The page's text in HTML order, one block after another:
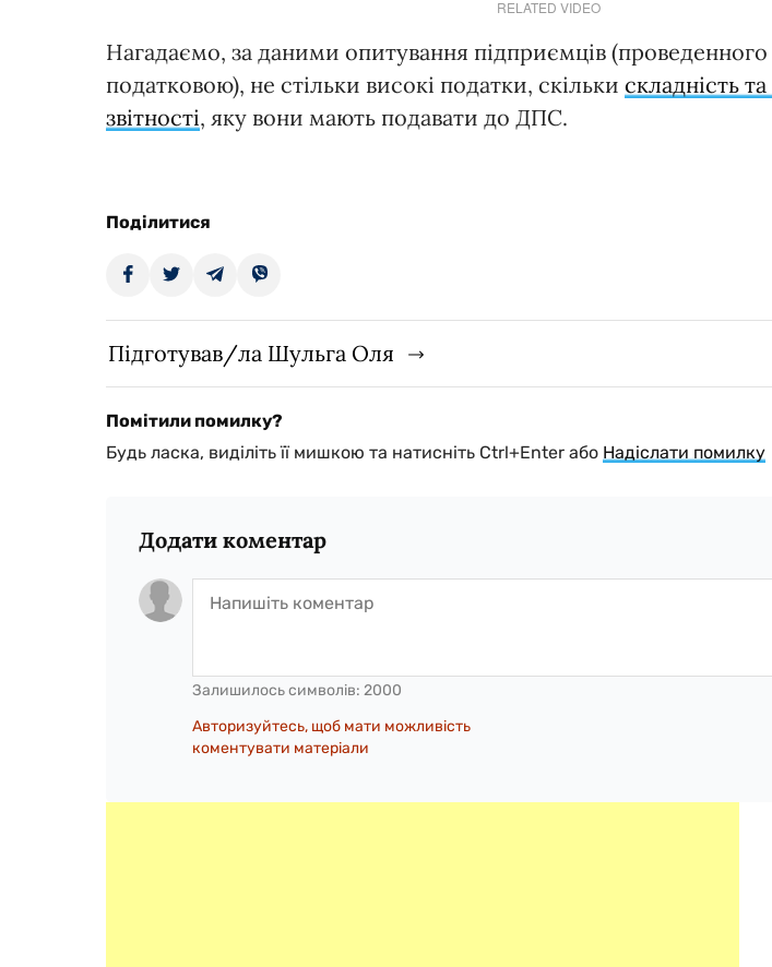
RELATED VIDEO
Нагадаємо, за даними опитування підприємців
податковою), не стільки високі податки, скільки складність
звітності, яку вони мають подавати до ДПС.
Поділитися
Підготував/ла Шульга Оля
Помітили помилку?
Будь ласка, виділіть її мишкою та натисніть Ctrl+Enter або Надіслати помилку
Додати коментар
Залишилось символів: 2000
Авторизуйтесь, щоб мати можливість
коментувати матеріали